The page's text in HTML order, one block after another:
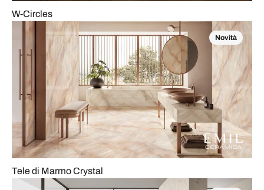
W-Circles
Novità
Tele di Marmo Crystal